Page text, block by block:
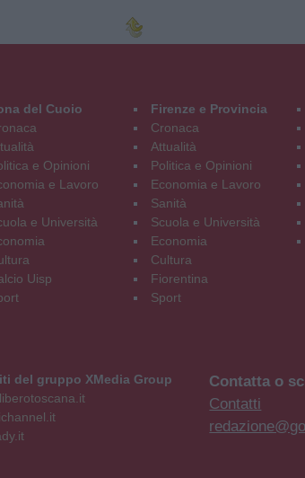
del Cuoio
e Opinioni
e Lavoro
e Università
Uisp
Firenze e Provincia
Cronaca
Attualità
Politica e Opinioni
Economia e Lavoro
Sanità
Scuola e Università
Economia
Cultura
Fiorentina
Sport
del gruppo XMedia Group
Contatta o
Contatti